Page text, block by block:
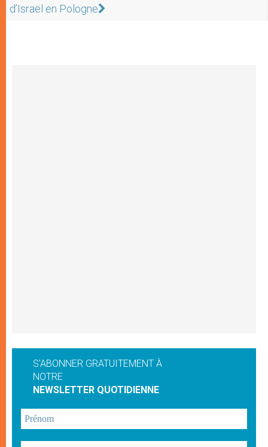
d’Israël en Pologne
S'ABONNER GRATUITEMENT À
NOTRE
NEWSLETTER QUOTIDIENNE